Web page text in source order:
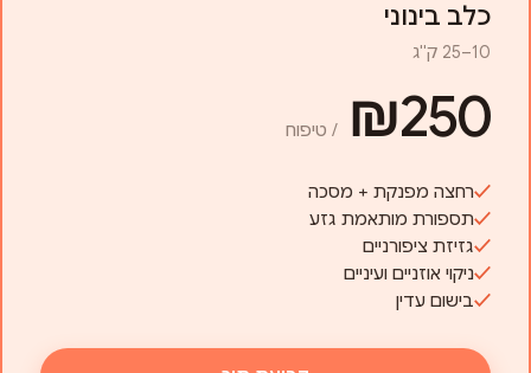
כלב בינוני
10–25 ק"ג
₪250 / טיפוח
רחצה מפנקת + מסכה
תספורת מותאמת גזע
גזיזת ציפורניים
ניקוי אוזניים ועיניים
בישום עדין